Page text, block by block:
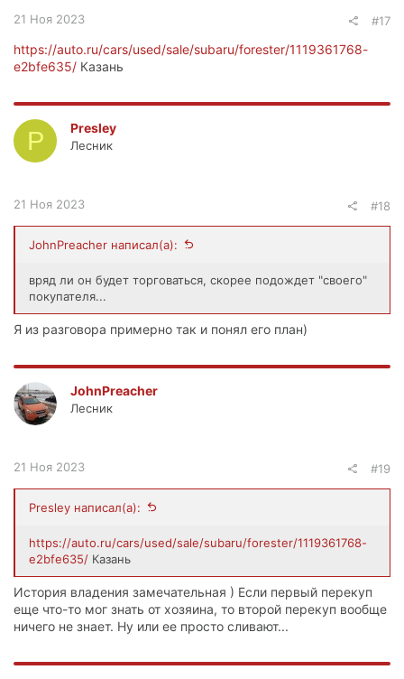
21 Ноя 2023 #17
https://auto.ru/cars/used/sale/subaru/forester/1119361768-
e2bfe635/ Казань
P Presley
Лесник
21 Ноя 2023 #18
JohnPreacher написал(а):
вряд ли он будет торговаться, скорее подождет "своего"
покупателя...
Я из разговора примерно так и понял его план)
JohnPreacher
Лесник
21 Ноя 2023 #19
Presley написал(а):
https://auto.ru/cars/used/sale/subaru/forester/1119361768-
e2bfe635/ Казань
История владения замечательная ) Если первый перекуп
еще что-то мог знать от хозяина, то второй перекуп вообще
ничего не знает. Ну или ее просто сливают...